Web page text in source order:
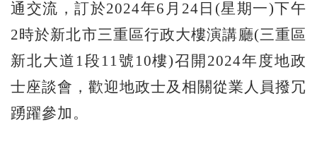
通交流，訂於2024年6月24日(星期一)下午
2時於新北市三重區行政大樓演講廳(三重區
新北大道1段11號10樓)召開2024年度地政
士座談會，歡迎地政士及相關從業人員撥冗
踴躍參加。